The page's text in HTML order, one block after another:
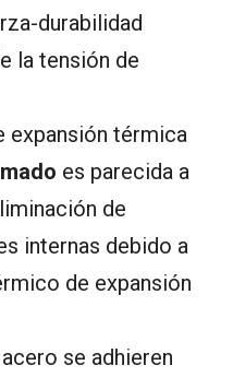
durabilidad
la tensión de
expansión térmica
es parecida a
de
internas debido a
de expansión
se adhieren